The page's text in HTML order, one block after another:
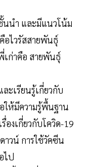
นนำ และมีแนวโน้ม
อไวรัสสายพันธุ์
เก่าคือ สายพันธุ์
ะเรียนรู้เกี่ยวกับ
ให้มีความรู้พื้นฐาน
องเกี่ยวกับโควิด-19
าวน์ การใช้วัคซีน
ไป